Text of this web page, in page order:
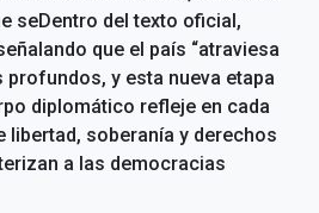
seDentro del texto oficial,
que el país “atraviesa
y esta nueva etapa
diplomático refleje en cada
libertad, soberanía y derechos
a las democracias